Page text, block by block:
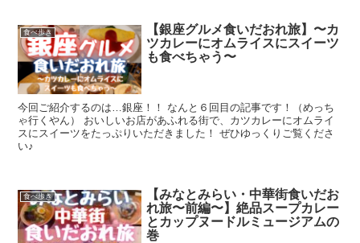
食べ歩き
【銀座グルメ食いだおれ旅】〜カ
ツカレーにオムライスにスイーツ
も食べちゃう〜
今回ご紹介するのは…銀座！！ なんと６回目の記事です！（めっち
ゃ行くやん） おいしいお店があふれる街で、カツカレーにオムライ
スにスイーツをたっぷりいただきました！ ぜひゆっくりご覧くださ
い♪
食べ歩き
【みなとみらい・中華街食いだお
れ旅〜前編〜】絶品スープカレー
とカップヌードルミュージアムの
巻